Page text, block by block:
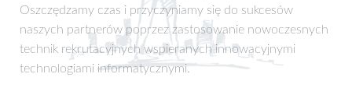
Oszczędzamy czas i przyczyniamy się do sukcesów
naszych partnerów poprzez zastosowanie nowoczesnych
technik rekrutacyjnych wspieranych innowacyjnymi
technologiami informatycznymi.